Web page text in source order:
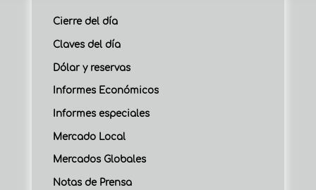
Cierre del día
Claves del día
Dólar y reservas
Informes Económicos
Informes especiales
Mercado Local
Mercados Globales
Notas de Prensa